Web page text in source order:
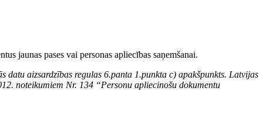
jaunas pases vai personas apliecības saņemšanai.
datu aizsardzības regulas 6.panta 1.punkta c) apakšpunkts. Latvijas
noteikumiem Nr. 134 “Personu apliecinošu dokumentu